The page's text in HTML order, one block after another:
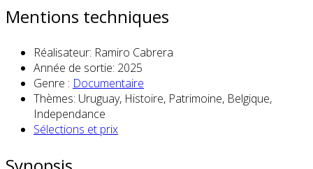
Mentions techniques
Réalisateur: Ramiro Cabrera
Année de sortie: 2025
Genre : Documentaire
Thèmes: Uruguay, Histoire, Patrimoine, Belgique,
Independance
Sélections et prix